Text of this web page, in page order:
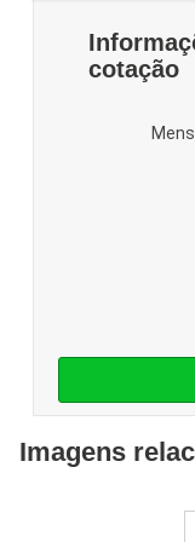
cotação
Imagens